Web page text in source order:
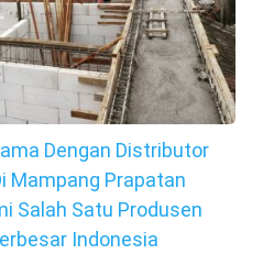
Dengan Distributor
Mampang Prapatan
Salah Satu Produsen
Indonesia